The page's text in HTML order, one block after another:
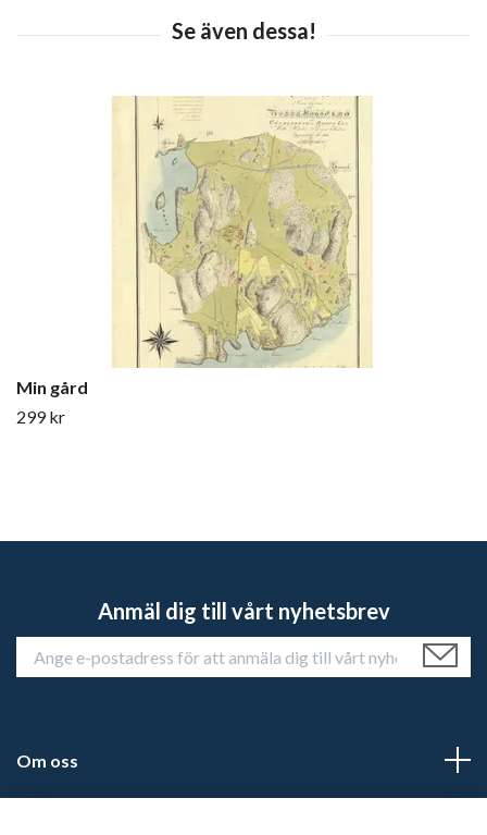
Min gård
299 kr
Anmäl dig till vårt nyhetsbrev
Om oss